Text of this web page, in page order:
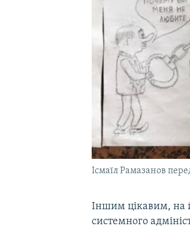
Ісмаїл Рамазанов
Іншим цікавим, на
системного